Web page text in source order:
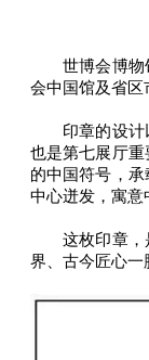
世博会博物馆
会中国馆及省区
印章的设计以
也是第七展厅
的中国符号，
中心迸发，寓意
这枚印章，是
界、古今匠心一